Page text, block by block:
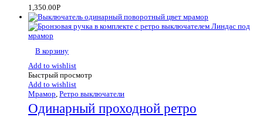
1,350.00Р
В корзину
Add to wishlist
Быстрый просмотр
Add to wishlist
Мрамор, Ретро выключатели
Одинарный проходной ретро